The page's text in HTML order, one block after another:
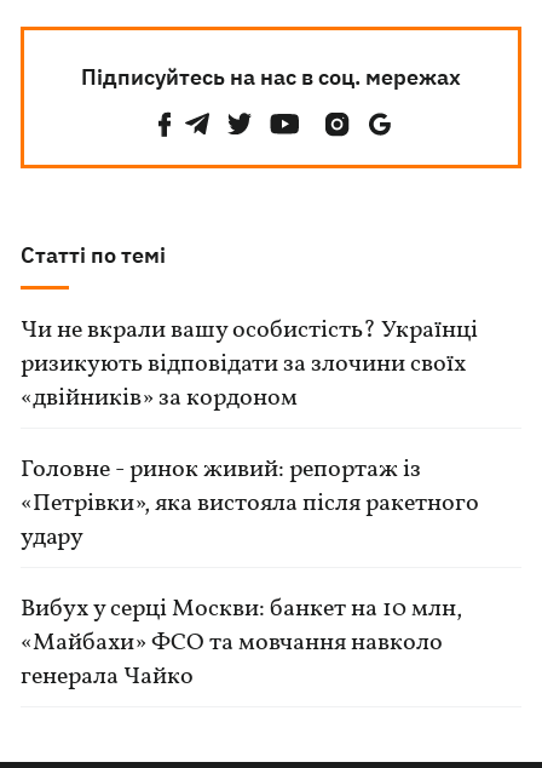
Підписуйтесь на нас в соц. мережах
Статті по темі
Чи не вкрали вашу особистість? Українці
ризикують відповідати за злочини своїх
«двійників» за кордоном
Головне - ринок живий: репортаж із
«Петрівки», яка вистояла після ракетного
удару
Вибух у серці Москви: банкет на 10 млн,
«Майбахи» ФСО та мовчання навколо
генерала Чайко